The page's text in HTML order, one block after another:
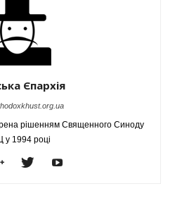
Єпархія
рішенням Священного Синоду
у 1994 році